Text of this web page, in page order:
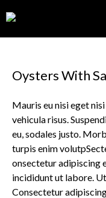
Oysters With
Mauris eu nisi eget
vehicula risus.
eu, sodales justo.
turpis enim
onsectetur adipiscing
incididunt ut labore.
Consectetur